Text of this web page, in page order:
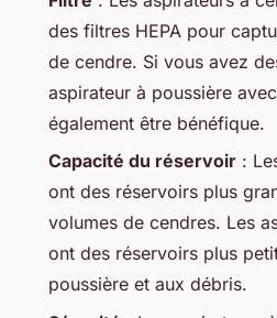
des filtres HEPA pour
de cendre. Si vous avez
aspirateur à poussière
également être bénéfique.
Capacité du réservoir :
ont des réservoirs plus
volumes de cendres. Les
ont des réservoirs plus
poussière et aux débris.